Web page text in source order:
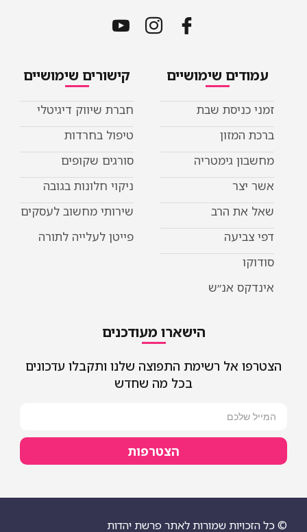
קישורים שימושיים
חברת שיווק דיגיטלי
טיפול בחרדות
סורגים שקופים
שירותי מחשוב לעסקים
פייטן לעלייה לתורה
הישארו מעודכנים
התפוצה שלנו ותקבלו עדכונים
לאתר פרשת יהדות